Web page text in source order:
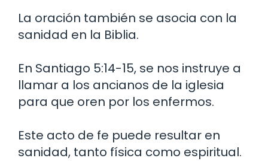
La oración también se asocia con la
sanidad en la Biblia.
En Santiago 5:14-15, se nos instruye a
llamar a los ancianos de la iglesia
para que oren por los enfermos.
Este acto de fe puede resultar en
sanidad, tanto física como espiritual.